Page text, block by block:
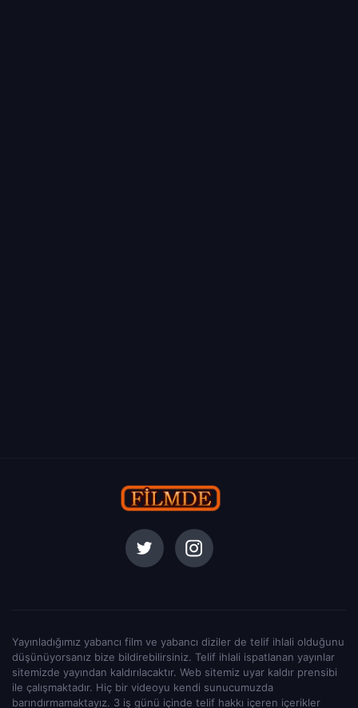
Yayınladığımız yabancı film ve yabancı diziler de telif ihlali olduğunu
düşünüyorsanız bize bildirebilirsiniz. Telif ihlali ispatlanan yayınlar
sitemizde yayından kaldırılacaktır. Web sitemiz uyar kaldır prensibi
ile çalışmaktadır. Hiç bir videoyu kendi sunucumuzda
barındırmamaktayız. 3 iş günü içinde telif hakkı içeren içerikler